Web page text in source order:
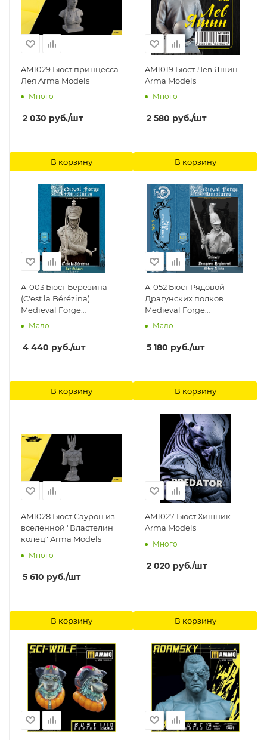
AM1029 Бюст принцесса
Лея Arma Models
Много
2 030 руб./шт
В корзину
AM1019 Бюст Лев Яшин
Arma Models
Много
2 580 руб./шт
В корзину
A-003 Бюст Березина
(C'est la Bérézina)
Medieval Forge
Miniatures
Мало
4 440 руб./шт
В корзину
A-052 Бюст Рядовой
Драгунских полков
Medieval Forge
Miniatures
Мало
5 180 руб./шт
В корзину
AM1028 Бюст Саурон из
вселенной "Властелин
колец" Arma Models
Много
5 610 руб./шт
В корзину
AM1027 Бюст Хищник
Arma Models
Много
2 020 руб./шт
В корзину